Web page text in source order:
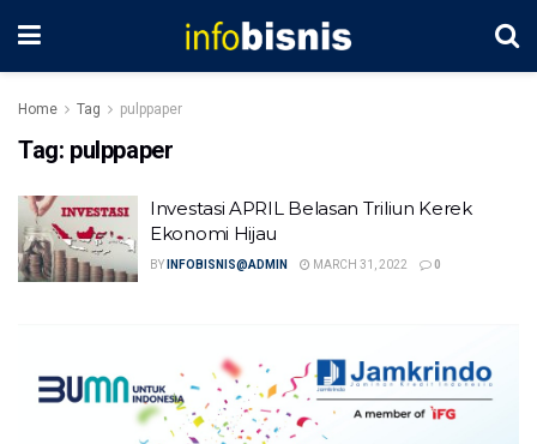
Home Tag pulppaper
Tag: pulppaper
Investasi APRIL Belasan Triliun Kerek
Ekonomi Hijau
BY INFOBISNIS@ADMIN MARCH 31, 2022 0